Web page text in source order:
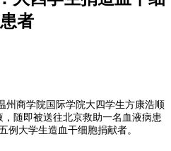
者
州商学院国际学院大四学生方康浩顺
随即被送往北京救助一名血液病患
例大学生造血干细胞捐献者。